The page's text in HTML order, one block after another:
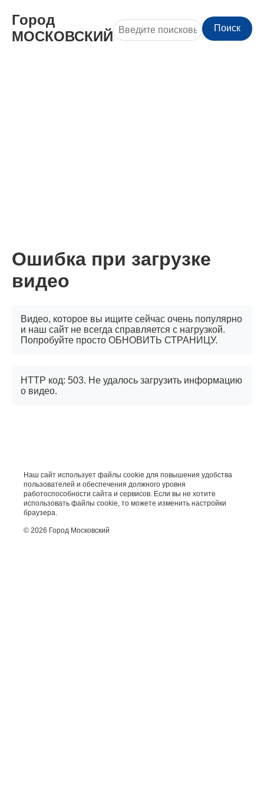
Город
МОСКОВСКИЙ
Поиск
Ошибка при загрузке
видео
Видео, которое вы ищите сейчас очень популярно
и наш сайт не всегда справляется с нагрузкой.
Попробуйте просто ОБНОВИТЬ СТРАНИЦУ.
HTTP код: 503. Не удалось загрузить информацию
о видео.
Наш сайт использует файлы cookie для повышения удобства
пользователей и обеспечения должного уровня
работоспособности сайта и сервисов. Если вы не хотите
использовать файлы cookie, то можете изменить настройки
браузера.
© 2026 Город Московский